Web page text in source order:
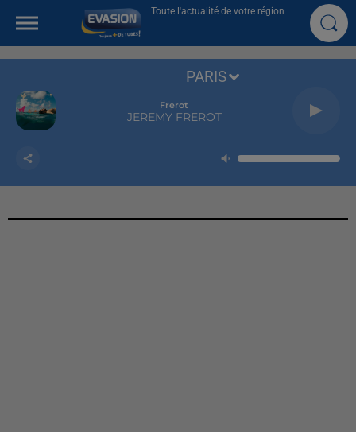
Toute l'actualité de votre région
Frerot
JEREMY FREROT
PARIS